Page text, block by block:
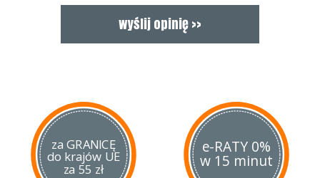
za GRANICĘ
do krajów UE
za 55 zł
e-RATY 0%
w 15 minut